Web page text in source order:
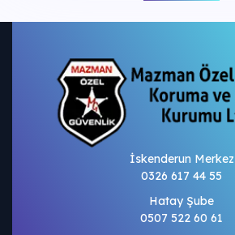
İskenderun Merkez
0326 617 44 55
Hatay Şube
0507 522 60 61